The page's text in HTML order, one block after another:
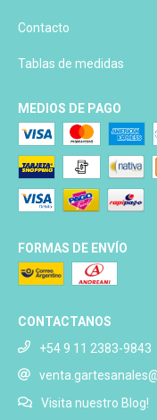
Contacto
Tablas de medidas
MEDIOS DE PAGO
FORMAS DE ENVÍO
CONTACTANOS
+54 9 11 2383-9843
Visita nuestro Blog!